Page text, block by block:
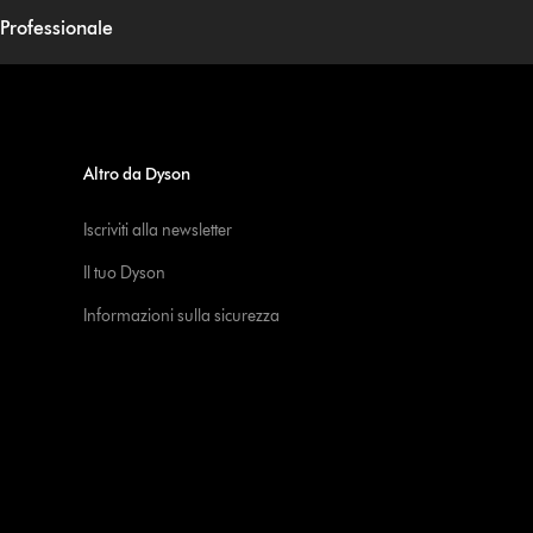
Altro da Dyson
Iscriviti alla newsletter
Il tuo Dyson
Informazioni sulla sicurezza